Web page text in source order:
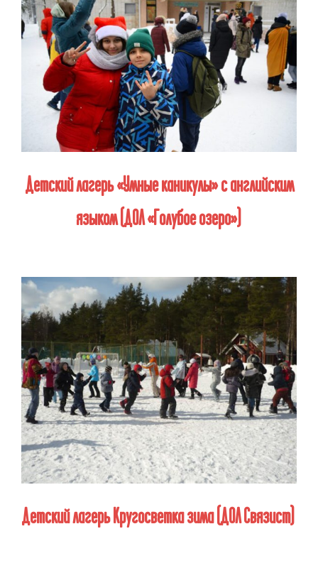
Детский лагерь «Умные каникулы» с английским
языком (ДОЛ «Голубое озеро»)
Детский лагерь Кругосветка зима (ДОЛ Связист)